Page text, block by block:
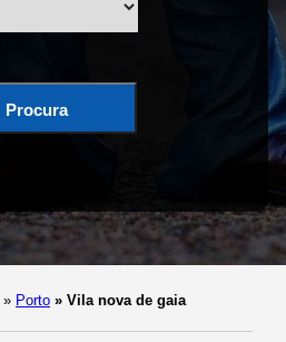
Procura
» Porto » Vila nova de gaia